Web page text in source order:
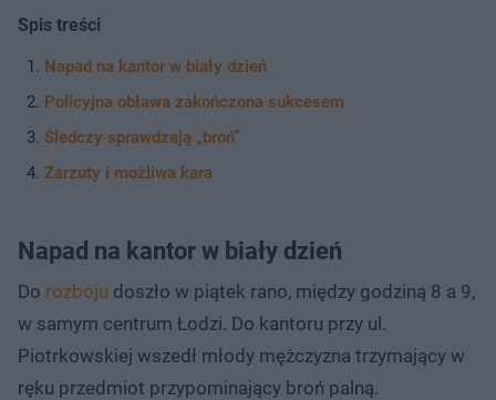
Spis treści
Napad na kantor w biały dzień
Policyjna obława zakończona sukcesem
Śledczy sprawdzają „broń”
Zarzuty i możliwa kara
Napad na kantor w biały dzień
Do rozboju doszło w piątek rano, między godziną 8 a 9,
w samym centrum Łodzi. Do kantoru przy ul.
Piotrkowskiej wszedł młody mężczyzna trzymający w
ręku przedmiot przypominający broń palną.